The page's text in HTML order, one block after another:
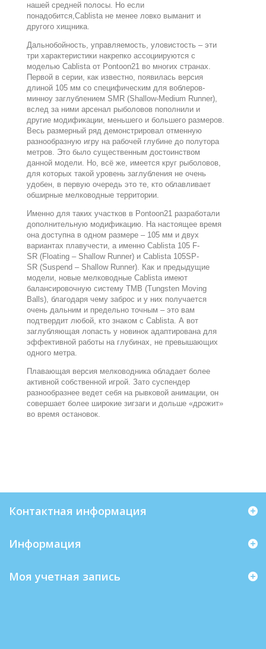
нашей средней полосы. Но если
понадобится,Cablista не менее ловко выманит и
другого хищника.
Дальнобойность, управляемость, уловистость – эти
три характеристики накрепко ассоциируются с
моделью Cablista от Pontoon21 во многих странах.
Первой в серии, как известно, появилась версия
длиной 105 мм со специфическим для воблеров-
минноу заглублением SMR (Shallow-Medium Runner),
вслед за ними арсенал рыболовов пополнили и
другие модификации, меньшего и большего размеров.
Весь размерный ряд демонстрировал отменную
разнообразную игру на рабочей глубине до полутора
метров. Это было существенным достоинством
данной модели. Но, всё же, имеется круг рыболовов,
для которых такой уровень заглубления не очень
удобен, в первую очередь это те, кто облавливает
обширные мелководные территории.
Именно для таких участков в Pontoon21 разработали
дополнительную модификацию. На настоящее время
она доступна в одном размере – 105 мм и двух
вариантах плавучести, а именно Cablista 105 F-
SR (Floating – Shallow Runner) и Cablista 105SP-
SR (Suspend – Shallow Runner). Как и предыдущие
модели, новые мелководные Cablista имеют
балансировочную систему TMB (Tungsten Moving
Balls), благодаря чему заброс и у них получается
очень дальним и предельно точным – это вам
подтвердит любой, кто знаком с Cablista. А вот
заглубляющая лопасть у новинок адаптирована для
эффективной работы на глубинах, не превышающих
одного метра.
Плавающая версия мелководника обладает более
активной собственной игрой. Зато суспендер
разнообразнее ведет себя на рывковой анимации, он
совершает более широкие зигзаги и дольше «дрожит»
во время остановок.
Контактная информация
Информация
Моя учетная запись